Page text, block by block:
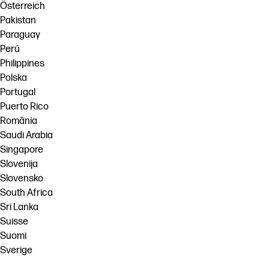
Österreich
Pakistan
Paraguay
Perú
Philippines
Polska
Portugal
Puerto Rico
România
Saudi Arabia
Singapore
Slovenija
Slovensko
South Africa
Sri Lanka
Suisse
Suomi
Sverige